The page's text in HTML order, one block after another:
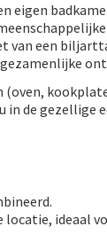
eigen
van een
(oven,
in de
ideaal